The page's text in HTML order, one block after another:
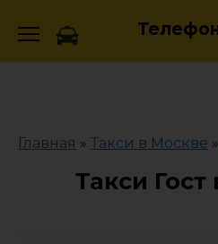
Главная » Такси в Москве »
Такси